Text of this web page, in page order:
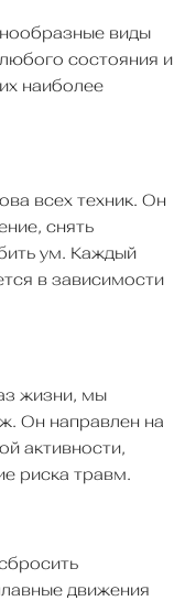
виды
состояния и
наиболее
всех техник. Он
снять
ум. Каждый
в зависимости
жизни, мы
Он направлен на
активности,
риска травм.
движения